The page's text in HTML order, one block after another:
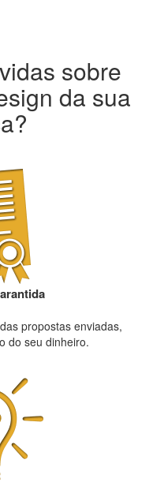
sobre
da sua
propostas enviadas,
do seu dinheiro.